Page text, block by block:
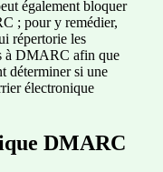
également bloquer
; pour y remédier,
répertorie les
à DMARC afin que
déterminer si une
électronique
DMARC